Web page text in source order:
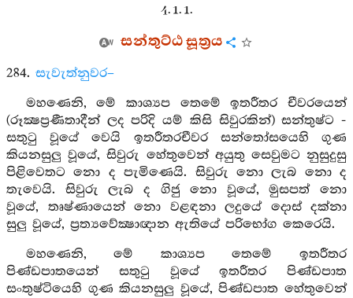
4. 1. 1.
සන්තුට්ඨ සූත්‍රය
284. සැවැත්නුවර–
මහණෙනි, මේ කාශ්‍යප තෙමේ ඉතරීතර චීවරයෙන්
(රූක්‍ෂප්‍රණීතාදීන් ලද පරිදි යම් කිසි සිවුරකින්) සන්තුෂ්ට -
සතුටු වූයේ වෙයි ඉතරීතරචීවර සන්තෝසයෙහි ගුණ
කියනසුලු වූයේ, සිවුරු හේතුවෙන් අයුතු සෙවුමට නුසුදුසු
පිළිවෙතට නො ද පැමිණෙයි. සිවුරු නො ලැබ නො ද
තැවෙයි. සිවුරු ලැබ ද ගිජු නො වූයේ, මුසපත් නො
වූයේ, තෘෂ්ණායෙන් නො වළඳනා ලදුයේ දොස් දක්නා
සුලු වූයේ, ප්‍රත්‍යවේක්‍ෂාඥාන ඇතියේ පරිභෝග කෙරෙයි.
මහණෙනි, මේ කාශ්‍යප තෙමේ ඉතරීතර
පිණ්ඩපාතයෙන් සතුටු වූයේ ඉතරීතර පිණ්ඩපාත
සංතුෂ්ටියෙහි ගුණ කියනසුලු වූයේ, පිණ්ඩපාත හේතුවෙන්